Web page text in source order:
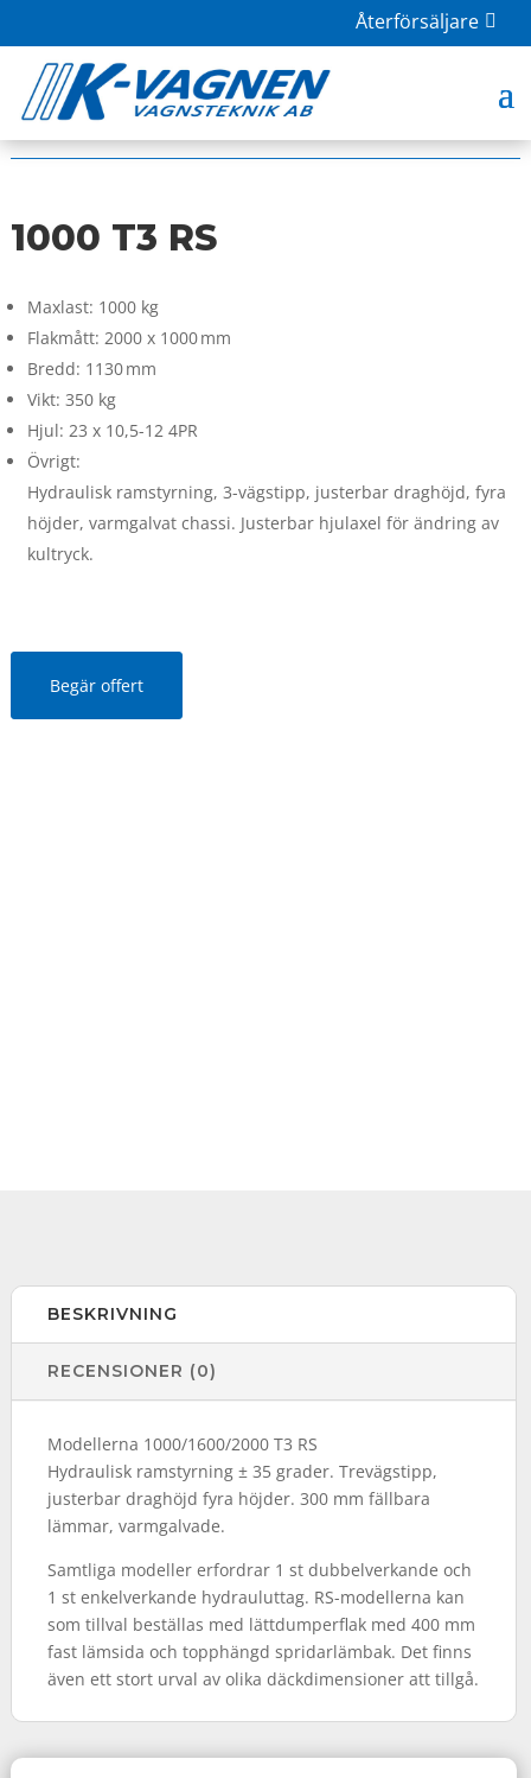
Återförsäljare
HOME | BUTIK|TILLBEHÖR| 1000 T3 RS
1000 T3 RS
Maxlast: 1000 kg
Flakmått: 2000 x 1000 mm
Bredd: 1130 mm
Vikt: 350 kg
Hjul: 23 x 10,5-12 4PR
Övrigt:
Hydraulisk ramstyrning, 3-vägstipp, justerbar draghöjd, fyra
höjder, varmgalvat chassi. Justerbar hjulaxel för ändring av
kultryck.
Begär offert
BESKRIVNING
RECENSIONER (0)
Modellerna 1000/1600/2000 T3 RS
Hydraulisk ramstyrning ± 35 grader. Trevägstipp,
justerbar draghöjd fyra höjder. 300 mm fällbara
lämmar, varmgalvade.
Samtliga modeller erfordrar 1 st dubbelverkande och
1 st enkelverkande hydrauluttag. RS-modellerna kan
som tillval beställas med lättdumperflak med 400 mm
fast lämsida och topphängd spridarlämbak. Det finns
även ett stort urval av olika däckdimensioner att tillgå.